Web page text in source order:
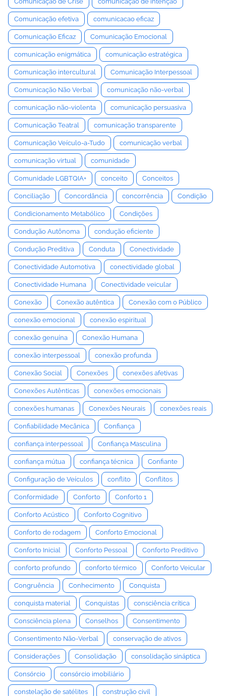
Comunicação efetiva comunicacao eficaz
Comunicação Eficaz Comunicação Emocional
comunicação enigmática comunicação estratégica
Comunicação intercultural Comunicação Interpessoal
Comunicação Não Verbal comunicação não-verbal
comunicação não-violenta comunicação persuasiva
Comunicação Teatral comunicação transparente
Comunicação Veículo-a-Tudo comunicação verbal
comunicação virtual comunidade
Comunidade LGBTQIA+ conceito Conceitos
Conciliação Concordância concorrência Condição
Condicionamento Metabólico Condições
Condução Autônoma condução eficiente
Condução Preditiva Conduta Conectividade
Conectividade Automotiva conectividade global
Conectividade Humana Conectividade veicular
Conexão Conexão autêntica Conexão com o Público
conexão emocional conexão espiritual
conexão genuína Conexão Humana
conexão interpessoal conexão profunda
Conexão Social Conexões conexões afetivas
Conexões Autênticas conexões emocionais
conexões humanas Conexões Neurais conexões reais
Confiabilidade Mecânica Confiança
confiança interpessoal Confiança Masculina
confiança mútua confiança técnica Confiante
Configuração de Veículos conflito Conflitos
Conformidade Conforto Conforto 1
Conforto Acústico Conforto Cognitivo
Conforto de rodagem Conforto Emocional
Conforto Inicial Conforto Pessoal Conforto Preditivo
conforto profundo conforto térmico Conforto Veicular
Congruência Conhecimento Conquista
conquista material Conquistas consciência crítica
Consciência plena Conselhos Consentimento
Consentimento Não-Verbal conservação de ativos
Considerações Consolidação consolidação sináptica
Consórcio consórcio imobiliário
constelação de satélites construção civil